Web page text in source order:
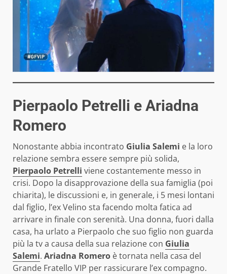
Pierpaolo Petrelli e Ariadna
Romero
Nonostante abbia incontrato Giulia Salemi e la loro
relazione sembra essere sempre più solida,
Pierpaolo Petrelli viene costantemente messo in
crisi. Dopo la disapprovazione della sua famiglia (poi
chiarita), le discussioni e, in generale, i 5 mesi lontani
dal figlio, l’ex Velino sta facendo molta fatica ad
arrivare in finale con serenità. Una donna, fuori dalla
casa, ha urlato a Pierpaolo che suo figlio non guarda
più la tv a causa della sua relazione con Giulia
Salemi. Ariadna Romero è tornata nella casa del
Grande Fratello VIP per rassicurare l’ex compagno.